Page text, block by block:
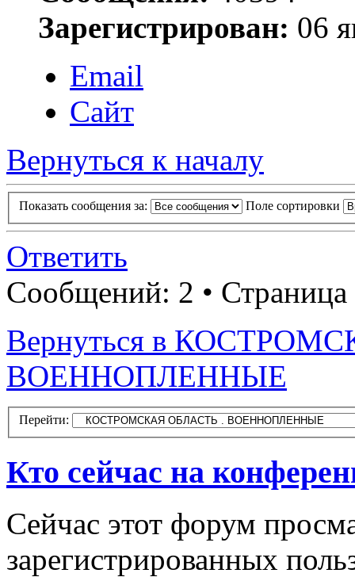
Зарегистрирован: 06
Email
Сайт
Вернуться к началу
Показать сообщения за: Поле сортировки
Ответить
Сообщений: 2 • Страница
Вернуться в
ВОЕННОПЛЕННЫЕ
Перейти:
Кто сейчас на
Сейчас этот форум
зарегистрированных